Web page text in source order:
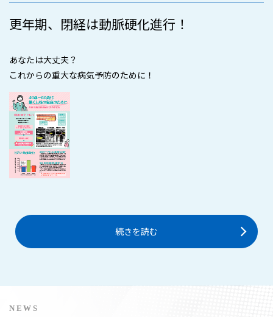
更年期、閉経は動脈硬化進行！
あなたは大丈夫？
これからの重大な病気予防のために！
続きを読む
NEWS